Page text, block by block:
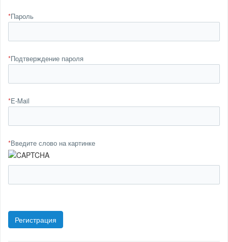
*Пароль
*Подтверждение пароля
*E-Mail
*Введите слово на картинке